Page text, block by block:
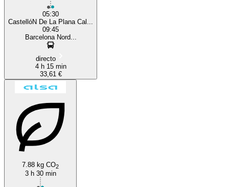
05:30
CastellóN De La Plana Cal...
09:45
Barcelona Nord...
directo
4 h 15 min
33,61 €
7.88 kg CO2
3 h 30 min